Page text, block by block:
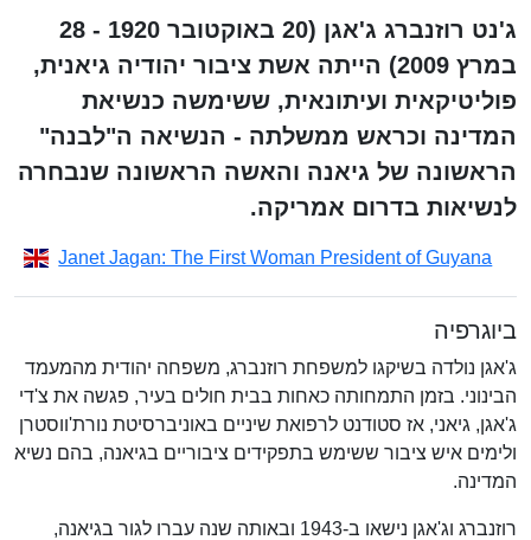
ג'נט רוזנברג ג'אגן (20 באוקטובר 1920 - 28
במרץ 2009) הייתה אשת ציבור יהודיה גיאנית,
פוליטיקאית ועיתונאית, ששימשה כנשיאת
המדינה וכראש ממשלתה - הנשיאה ה"לבנה"
הראשונה של גיאנה והאשה הראשונה שנבחרה
לנשיאות בדרום אמריקה.
Janet Jagan: The First Woman President of Guyana
ביוגרפיה
ג'אגן נולדה בשיקגו למשפחת רוזנברג, משפחה יהודית מהמעמד
הבינוני. בזמן התמחותה כאחות בבית חולים בעיר, פגשה את צ'די
ג'אגן, גיאני, אז סטודנט לרפואת שיניים באוניברסיטת נורת'ווסטרן
ולימים איש ציבור ששימש בתפקידים ציבוריים בגיאנה, בהם נשיא
המדינה.
רוזנברג וג'אגן נישאו ב-1943 ובאותה שנה עברו לגור בגיאנה,